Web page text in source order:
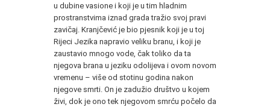
u dubine vasione i koji je u tim hladnim
prostranstvima iznad grada tražio svoj pravi
zavičaj. Kranjčević je bio pjesnik koji je u toj
Rijeci Jezika napravio veliku branu, i koji je
zaustavio mnogo vode, čak toliko da ta
njegova brana u jeziku odolijeva i ovom novom
vremenu – više od stotinu godina nakon
njegove smrti. On je zadužio društvo u kojem
živi, dok je ono tek njegovom smrću počelo da